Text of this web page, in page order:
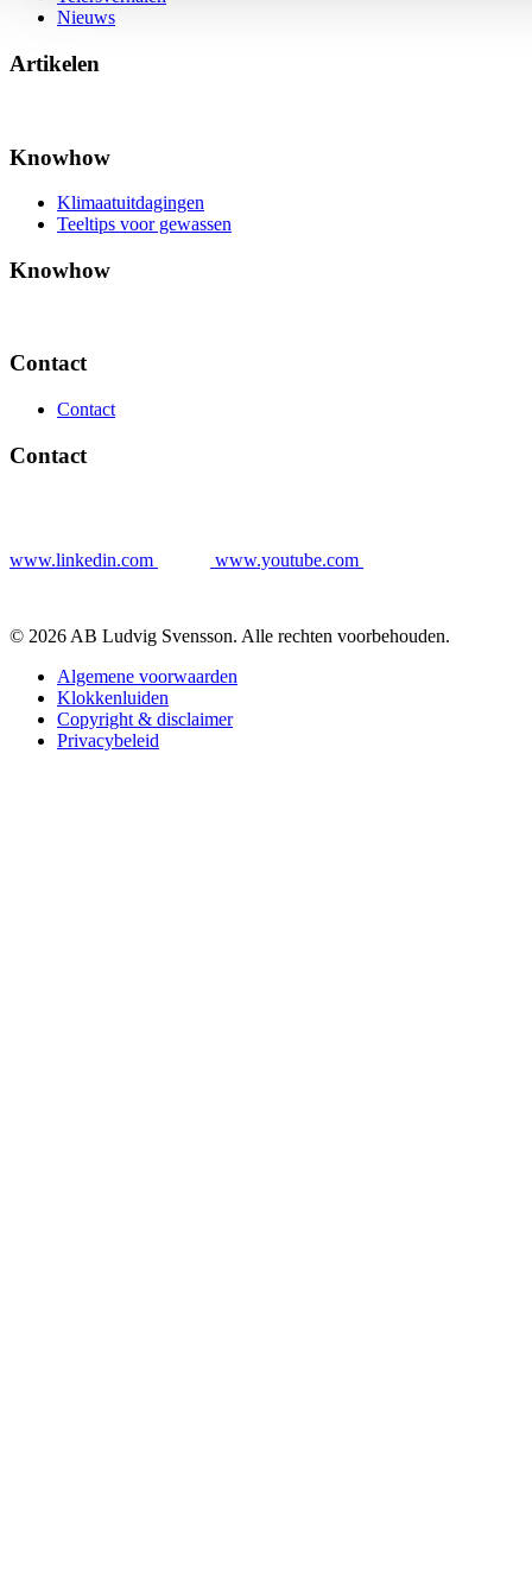
Nieuws
Artikelen
Knowhow
Klimaatuitdagingen
Teeltips voor gewassen
Knowhow
Contact
Contact
Contact
www.linkedin.com www.youtube.com
© 2026 AB Ludvig Svensson. Alle rechten voorbehouden.
Algemene voorwaarden
Klokkenluiden
Copyright & disclaimer
Privacybeleid